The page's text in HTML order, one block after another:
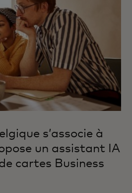
s’associe à
un assistant IA
cartes Business